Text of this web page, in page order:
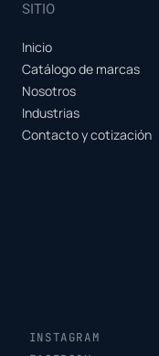
SITIO
Inicio
Catálogo de marcas
Nosotros
Industrias
Contacto y cotización
INSTAGRAM